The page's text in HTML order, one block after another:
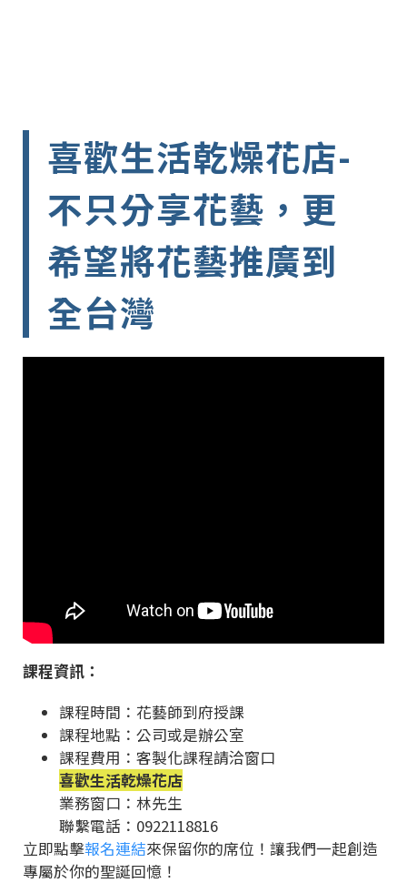
喜歡生活乾燥花店-
不只分享花藝，更
希望將花藝推廣到
全台灣
課程資訊：
課程時間：花藝師到府授課
課程地點：公司或是辦公室
課程費用：客製化課程請洽窗口
喜歡生活乾燥花店
業務窗口：林先生
聯繫電話：0922118816
立即點擊報名連結來保留你的席位！讓我們一起創造
專屬於你的聖誕回憶！